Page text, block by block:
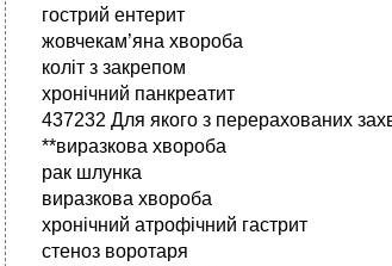
гострий ентерит
жовчекам’яна хвороба
коліт з закрепом
хронічний панкреатит
437232 Для якого з перерахованих
**виразкова хвороба
рак шлунка
виразкова хвороба
хронічний атрофічний гастрит
стеноз воротаря